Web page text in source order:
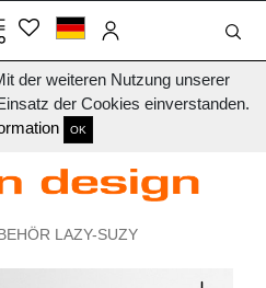
der weiteren Nutzung unserer
der Cookies einverstanden.
OK
LAZY-SUZY